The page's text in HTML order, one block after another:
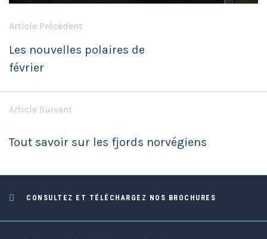
Article Précédent
Les nouvelles polaires de
février
Article Suivant
Tout savoir sur les fjords norvégiens
CONSULTEZ ET TÉLÉCHARGEZ NOS BROCHURES